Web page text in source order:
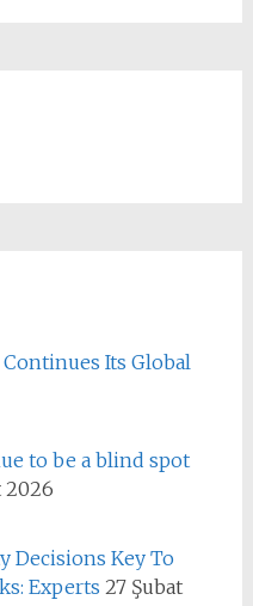
Continues Its Global
to be a blind spot
2026
Decisions Key To
Experts 27 Şubat